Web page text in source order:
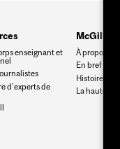
enseignant et
d’experts de
McGill
À propos
En bref
Histoire
La haute